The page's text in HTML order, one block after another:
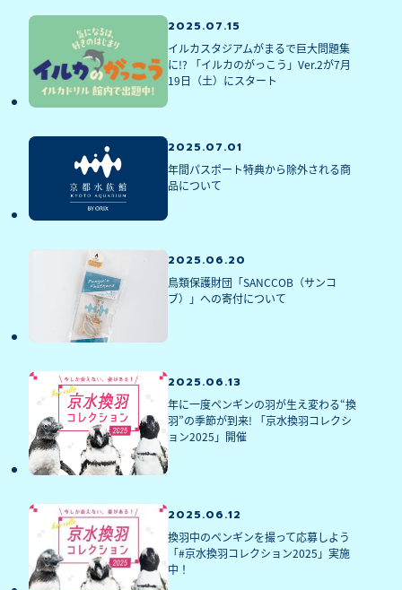
2025.07.15
イルカスタジアムがまるで巨大問題集
に!? 「イルカのがっこう」Ver.2が7月
19日（土）にスタート
2025.07.01
年間パスポート特典から除外される商
品について
2025.06.20
鳥類保護財団「SANCCOB（サンコ
ブ）」への寄付について
2025.06.13
年に一度ペンギンの羽が生え変わる“換
羽”の季節が到来! 「京水換羽コレクシ
ョン2025」開催
2025.06.12
換羽中のペンギンを撮って応募しよう
「#京水換羽コレクション2025」実施
中！